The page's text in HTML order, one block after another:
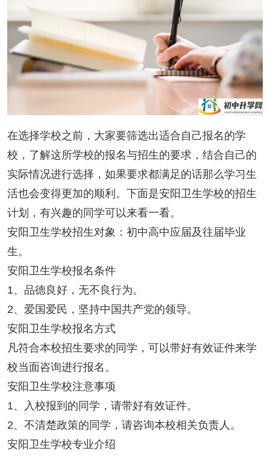
在选择学校之前，大家要筛选出适合自己报名的学
校，了解这所学校的报名与招生的要求，结合自己的
实际情况进行选择，如果要求都满足的话那么学习生
活也会变得更加的顺利。下面是安阳卫生学校的招生
计划，有兴趣的同学可以来看一看。
安阳卫生学校招生对象：初中高中应届及往届毕业
生。
安阳卫生学校报名条件
1、品德良好，无不良行为。
2、爱国爱民，坚持中国共产党的领导。
安阳卫生学校报名方式
凡符合本校招生要求的同学，可以带好有效证件来学
校当面咨询进行报名。
安阳卫生学校注意事项
1、入校报到的同学，请带好有效证件。
2、不清楚政策的同学，请咨询本校相关负责人。
安阳卫生学校专业介绍